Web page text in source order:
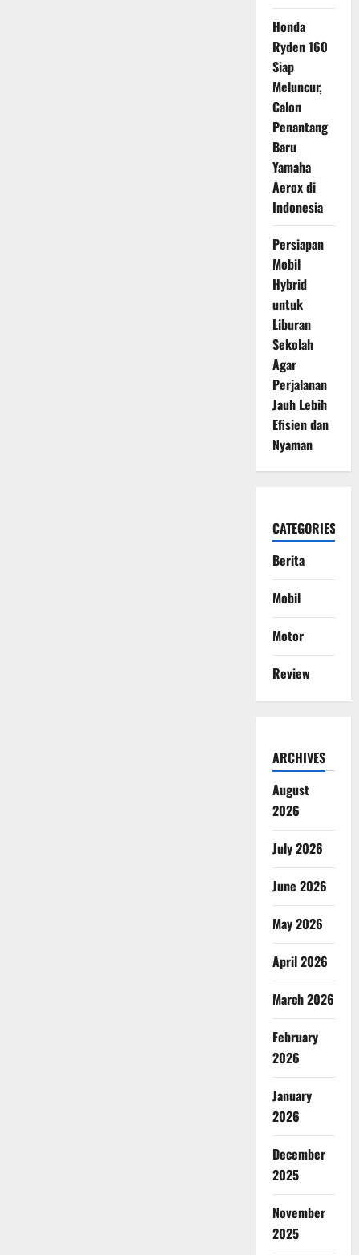
Honda
Ryden 160
Siap
Meluncur,
Calon
Penantang
Baru
Yamaha
Aerox di
Indonesia
Persiapan
Mobil
Hybrid
untuk
Liburan
Sekolah
Agar
Perjalanan
Jauh Lebih
Efisien dan
Nyaman
CATEGORIES
Berita
Mobil
Motor
Review
ARCHIVES
August
2026
July 2026
June 2026
May 2026
April 2026
March 2026
February
2026
January
2026
December
2025
November
2025